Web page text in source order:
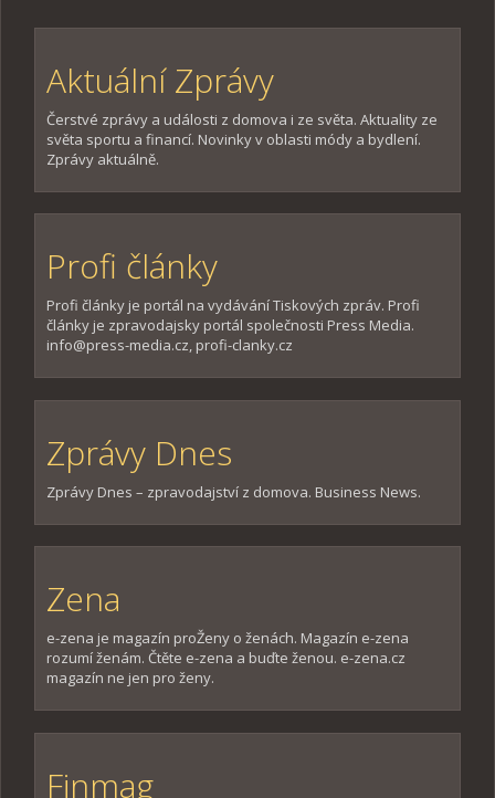
Aktuální Zprávy
Čerstvé zprávy a události z domova i ze světa. Aktuality ze
světa sportu a financí. Novinky v oblasti módy a bydlení.
Zprávy aktuálně.
Profi články
Profi články je portál na vydávání Tiskových zpráv. Profi
články je zpravodajsky portál společnosti Press Media.
info@press-media.cz, profi-clanky.cz
Zprávy Dnes
Zprávy Dnes – zpravodajství z domova. Business News.
Zena
e-zena je magazín proŽeny o ženách. Magazín e-zena
rozumí ženám. Čtěte e-zena a buďte ženou. e-zena.cz
magazín ne jen pro ženy.
Finmag